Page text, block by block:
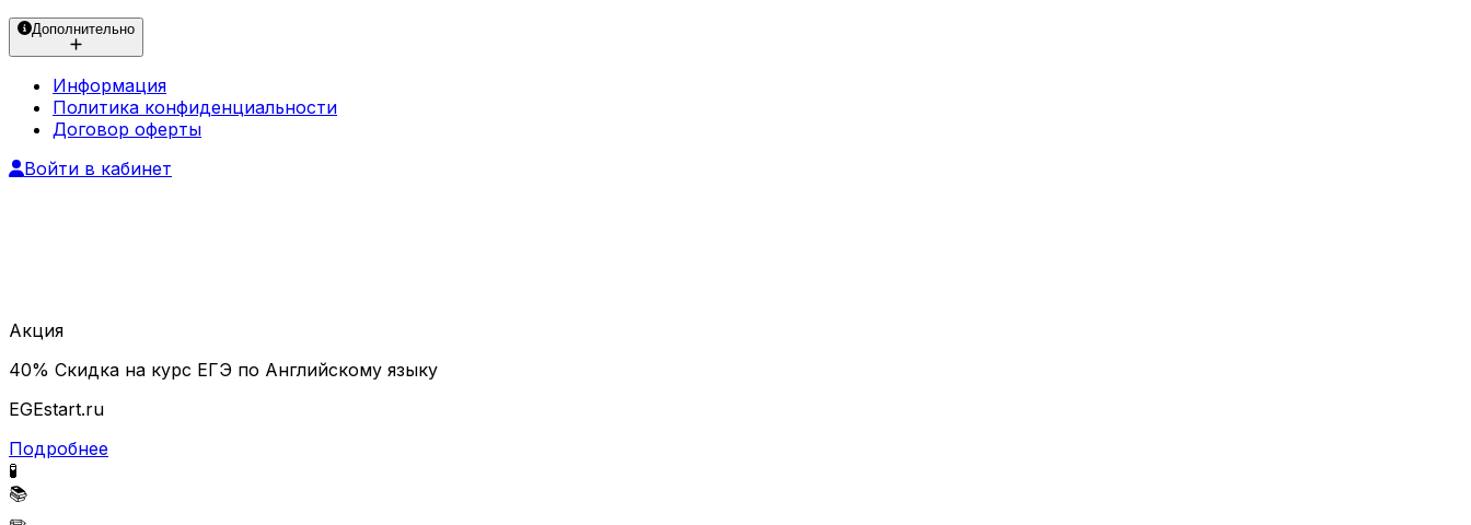
Дополнительно
Информация
Политика конфиденциальности
Договор оферты
Войти в кабинет
Акция
40% Скидка на курс ЕГЭ по Английскому языку
EGEstart.ru
Подробнее
🧪
📚